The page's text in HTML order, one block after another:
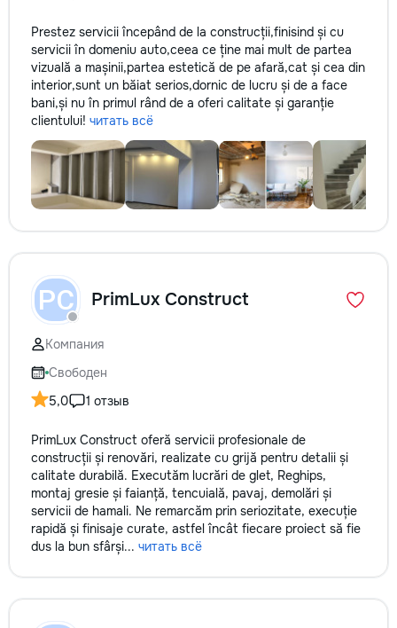
pentru o consultație gratuită și un
deviz fără obligații: 069 376 542
+373 603 31 178 Viber | WhatsApp
| Telegram Disponibili zilnic pentru
consultații și programări. Deviz
gratuit Consultanță profesională
Soluții pentru orice buget
Reparații executate la timp și cu
responsabilitate. Transformăm
ideile în locuințe confortabile,
moderne și funcționale! Calitatea
noastră – liniștea și confortul
Prestez servicii începând de la construcții,finisind și cu
servicii în domeniu auto,ceea ce ține mai mult de partea
vizuală a mașinii,partea estetică de pe afară,cat și cea din
interior,sunt un băiat serios,dornic de lucru și de a face
bani,și nu în primul rând de a oferi calitate și garanție
clientului! читать всё
PC PrimLux Construct
Компания
Свободен
5,0
1 отзыв
PrimLux Construct oferă servicii profesionale de
construcții și renovări, realizate cu grijă pentru detalii și
calitate durabilă. Executăm lucrări de glet, Reghips,
montaj gresie și faianță, tencuială, pavaj, demolări și
servicii de hamali. Ne remarcăm prin seriozitate, execuție
rapidă și finisaje curate, astfel încât fiecare proiect să fie
dus la bun sfârși... читать всё